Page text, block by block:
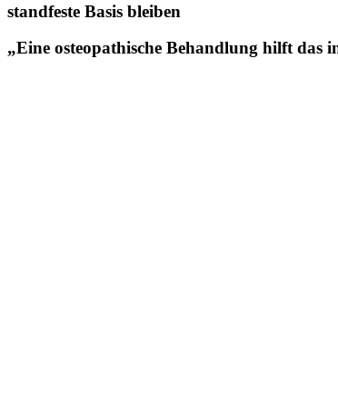
standfeste Basis bleiben
„Eine osteopathische Behandlung hilft das